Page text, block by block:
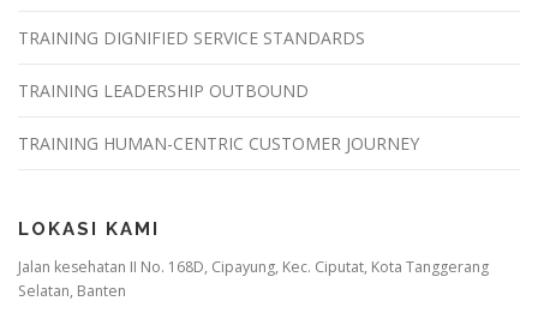
TRAINING DIGNIFIED SERVICE STANDARDS
TRAINING LEADERSHIP OUTBOUND
TRAINING HUMAN-CENTRIC CUSTOMER JOURNEY
LOKASI KAMI
Jalan kesehatan II No. 168D, Cipayung, Kec. Ciputat, Kota Tanggerang
Selatan, Banten